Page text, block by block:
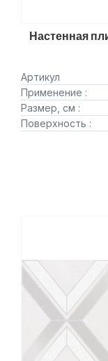
Настенная
Артикул
Применение :
Размер, см :
Поверхность :